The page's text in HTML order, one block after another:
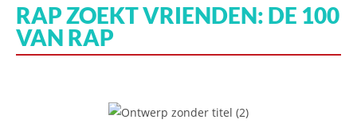
RAP ZOEKT VRIENDEN: DE 100
VAN RAP